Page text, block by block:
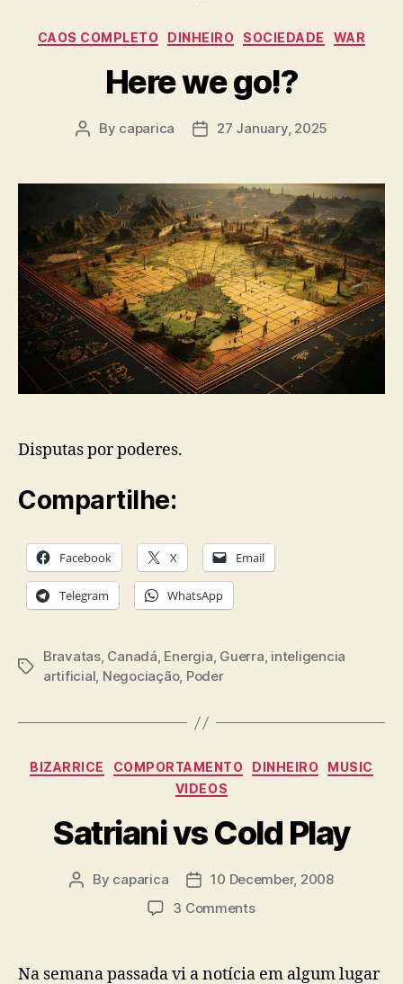
Categories
CAOS COMPLETO DINHEIRO SOCIEDADE WAR
Here we go!?
Post
By caparica
Post27 January, 2025
Disputas por poderes.
Compartilhe:
Facebook X Email
Telegram WhatsApp
Tags
Bravatas, Canadá, Energia, Guerra, inteligencia
artificial, Negociação, Poder
Categories
BIZARRICE COMPORTAMENTO DINHEIRO
MUSIC
VIDEOS
Satriani vs Cold Play
Post
By caparica
Post
date
10 December, 2008
3 Commentson
Cold
Na semana passada vi a notícia em algum lugar